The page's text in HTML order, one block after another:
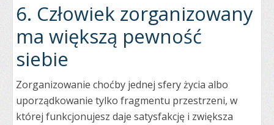
6. Człowiek zorganizowany
ma większą pewność
siebie
Zorganizowanie choćby jednej sfery życia albo
uporządkowanie tylko fragmentu przestrzeni, w
której funkcjonujesz daje satysfakcję i zwiększa